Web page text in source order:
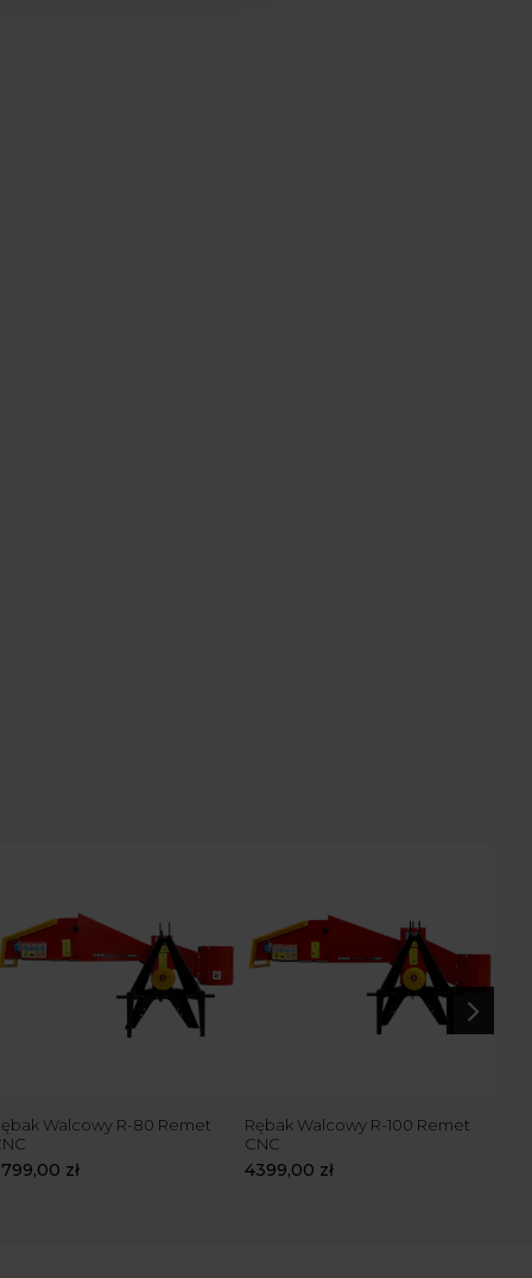
Walcowy R-80 Remet
zł
Rębak Walcowy R-100 Remet
CNC
4399,00 zł
5